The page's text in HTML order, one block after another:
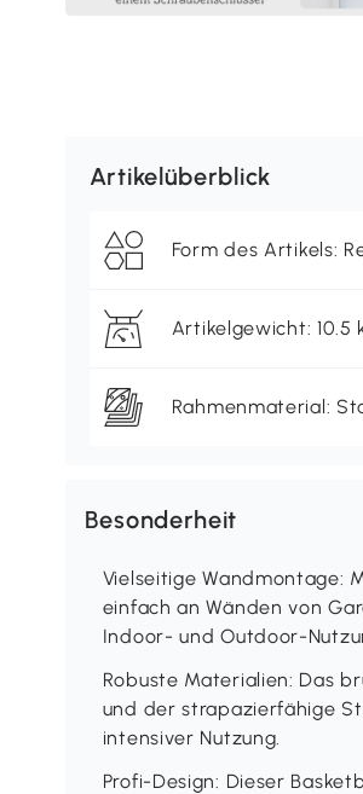
Artikelüberblick
Form des Artikels:
Artikelgewicht: 10.5
Rahmenmaterial:
Besonderheit
Vielseitige Wandmontage:
einfach an Wänden von
Indoor- und Outdoor-
Robuste Materialien: Das
und der strapazierfähige
intensiver Nutzung.
Profi-Design: Dieser